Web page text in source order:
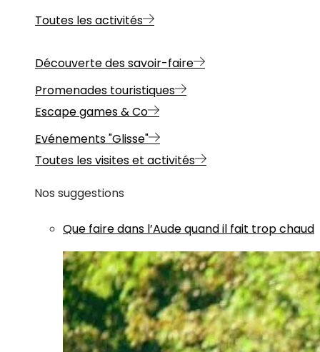
Toutes les activités
Découverte des savoir-faire
Promenades touristiques
Escape games & Co
Evénements "Glisse"
Toutes les visites et activités
Nos suggestions
Que faire dans l’Aude quand il fait trop chaud